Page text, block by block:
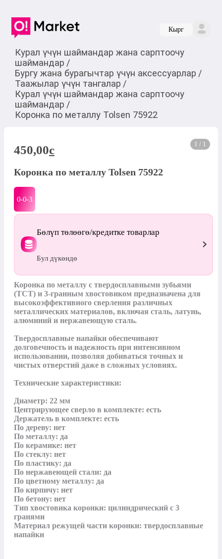
Кырг
Курал үчүн шаймандар жана сарптоочу
шаймандар /
Бургу жана бурагычтар үчүн аксессуарлар /
Таажылар үчүн тангалар /
Курал үчүн шаймандар жана сарптоочу
шаймандар /
Коронка по металлу Tolsen 75922
1 / 1
450,00c
Коронка по металлу Tolsen 75922
0-0-3
Бөлүп төлөөгө/кредитке товарлар
Бул дүкөндө
Коронка по металлу с твердосплавными зубьями
(TCT) и 3-гранным хвостовиком предназначена для
высокоэффективного сверления различных
металлических материалов, включая сталь, латунь,
алюминий и нержавеющую сталь.
Твердосплавные напайки обеспечивают
долговечность и надежность при интенсивном
использовании, позволяя добиваться точных и
чистых отверстий даже в сложных условиях.
Технические характеристики:
Диаметр: 22 мм
Центрирующее сверло в комплекте: есть
Держатель в комплекте: есть
По дереву: нет
По металлу: да
По керамике: нет
По стеклу: нет
По пластику: да
По нержавеющей стали: да
По цветному металлу: да
По кирпичу: нет
По бетону: нет
Тип хвостовика коронки: цилиндрический с 3
гранями
Материал режущей части коронки: твердосплавные
напайки